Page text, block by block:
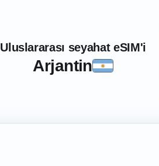
Uluslararası seyahat eSIM'i
Arjantin